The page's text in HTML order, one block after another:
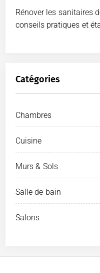
Rénover les sanitaires
conseils pratiques et
Catégories
Chambres
Cuisine
Murs & Sols
Salle de bain
Salons